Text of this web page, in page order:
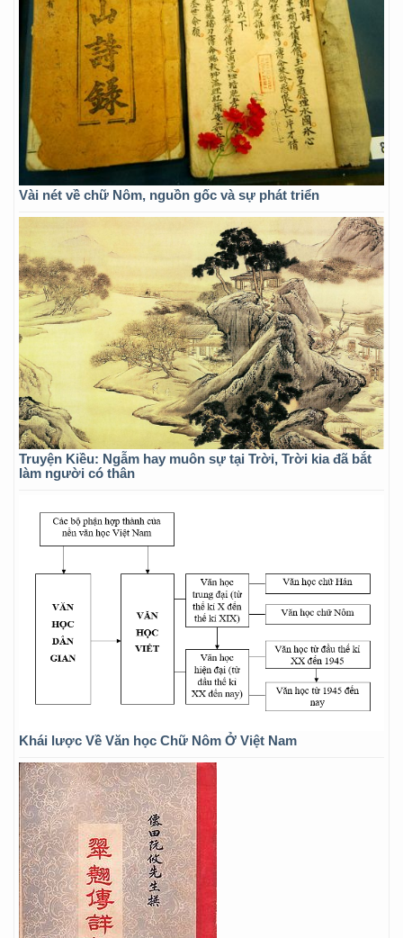
Vài nét về chữ Nôm, nguồn gốc và sự phát triển
Truyện Kiều: Ngẫm hay muôn sự tại Trời, Trời kia đã bắt
làm người có thân
Khái lược Về Văn học Chữ Nôm Ở Việt Nam